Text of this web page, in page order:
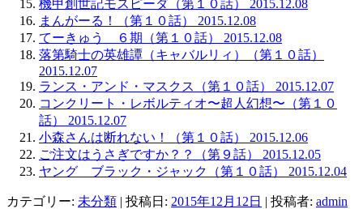
機甲創世記モスピーダ（第１０話） 2015.12.08
まんがーる！（第１０話） 2015.12.08
てーきゅう ６期（第１０話） 2015.12.08
落第騎士の英雄譚（キャバルリィ）（第１０話）
2015.12.07
ランス・アンド・マスクス（第１０話） 2015.12.07
コンクリート・レボルティオ〜超人幻想〜（第１０
話） 2015.12.07
小森さんは断れない！（第１０話） 2015.12.06
ご注文はうさぎですか？？（第９話） 2015.12.05
ヤング ブラック・ジャック（第１０話） 2015.12.04
カテゴリー: 未分類 | 投稿日: 2015年12月12日 | 投稿者: admin